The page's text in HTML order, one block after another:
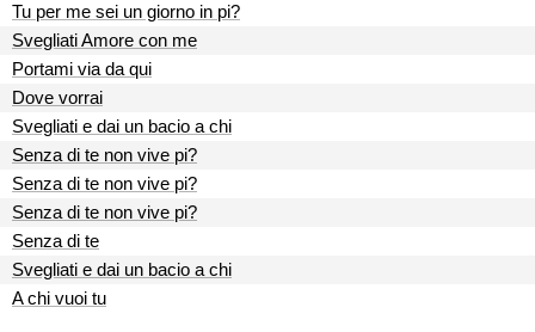
Tu per me sei un giorno in pi?
Svegliati Amore con me
Portami via da qui
Dove vorrai
Svegliati e dai un bacio a chi
Senza di te non vive pi?
Senza di te non vive pi?
Senza di te non vive pi?
Senza di te
Svegliati e dai un bacio a chi
A chi vuoi tu